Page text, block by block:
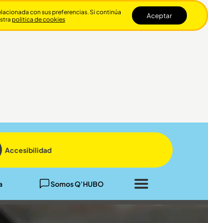
Accesibilidad
Somos Q’HUBO
Cerrar
con sus preferencias. Si continúa
politica de cookies Aceptar